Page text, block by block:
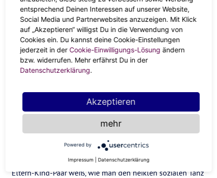
Wasserzeichen haben die einfachste Aufgabe, andere
Wasserzeichen sowie die ErdzeichenStier,Jungfrauund
Steinbockzu erziehen.
Ob das Kind nun ein sensibler Fisch, ein intuitiver
Skorpion oder ein ruhiger Krebs ist, Wasserzeichen sind
Erdzeichen-Kinder bei Wasserzeichen-Eltern emotional
bestätigt und gehört fühlen und die ruhige „Gelassenheit“
von Erdzeichen-Kindern passt gut zum Bedürfnis der
Wasserzeichen nach Ruhephasen. Wasser-Eltern können
zwar unterstützend sein, aber ihre Führung wird selten in
den Bereich der Aufdringlichkeit überschwappen. Dieses
Eltern-Kind-Paar weiß, wie man den heiklen sozialen Tanz
entsprechend Deinen Interessen auf unserer Website,
Social Media und Partnerwebsites anzuzeigen. Mit Klick
auf „Akzeptieren“ willigst Du in die Verwendung von
Cookies ein. Du kannst deine Cookie-Einstellungen
jederzeit in der Cookie-Einwilligungs-Lösung ändern
bzw. widerrufen. Mehr erfährst Du in der
Datenschutzerklärung.
Akzeptieren
mehr
Powered by
Impressum Datenschutzerklärung